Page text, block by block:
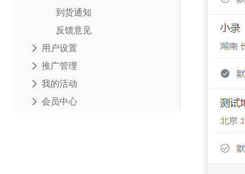
到货通知
反馈意见
用户设置
推广管理
我的活动
会员中心